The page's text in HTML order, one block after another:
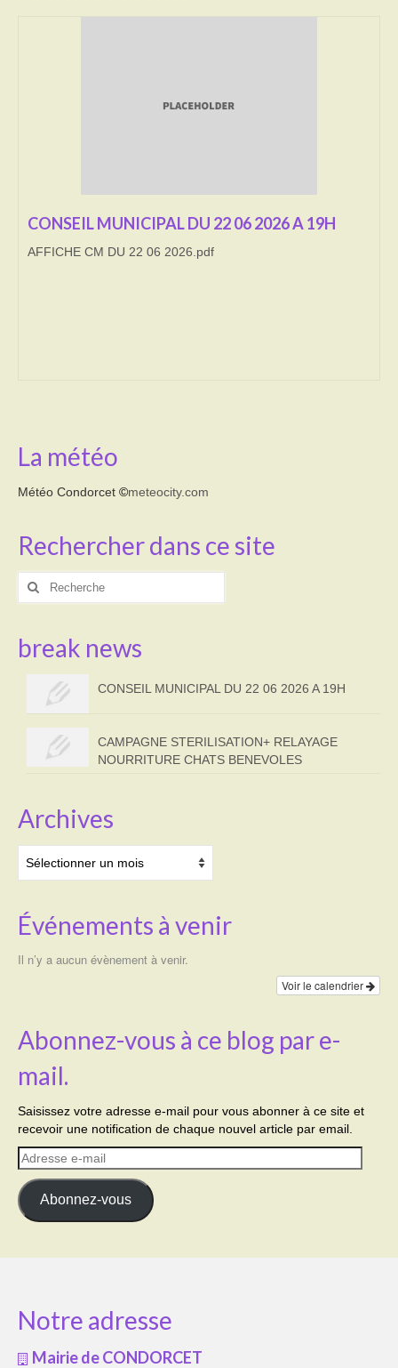
DECHETS VERTS
CONSEIL MUNICIPAL DU 22 06 2026 A 19H
AFFICHE CM DU 22 06 2026.pdf
La météo
Météo Condorcet ©meteocity.com
Rechercher dans ce site
Rechercher
break news
CONSEIL MUNICIPAL DU 22 06 2026 A 19H
CAMPAGNE STERILISATION+ RELAYAGE
NOURRITURE CHATS BENEVOLES
Archives
Événements à venir
Il n’y a aucun évènement à venir.
Voir le calendrier
Abonnez-vous à ce blog par e-
mail.
Saisissez votre adresse e-mail pour vous abonner à ce site et
recevoir une notification de chaque nouvel article par email.
Adresse
e-
mail
Abonnez-vous
Notre adresse
Mairie de CONDORCET